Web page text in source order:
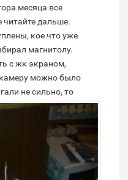
месяца все
читайте дальше.
кое что уже
магнитолу.
с жк экраном,
можно было
не сильно, то